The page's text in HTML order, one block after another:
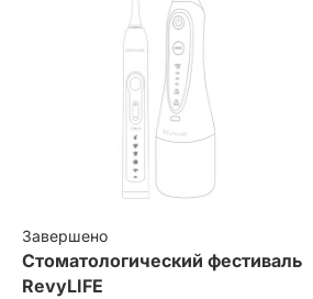
Завершено
Стоматологический фестиваль
RevyLIFE